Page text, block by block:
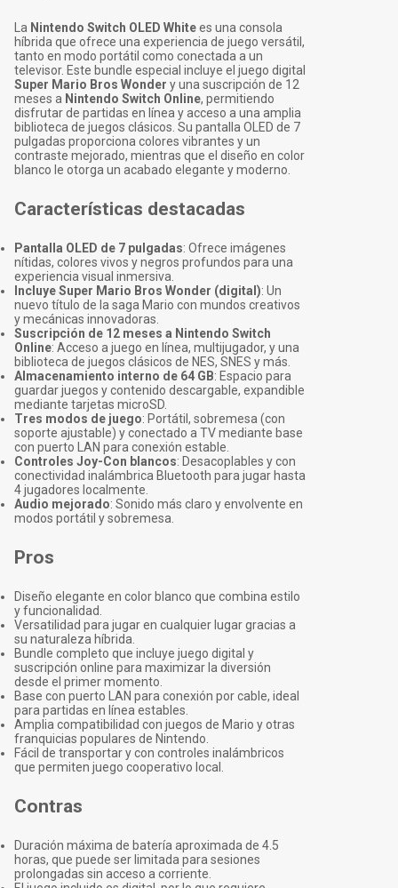
La Nintendo Switch OLED Whitees una consola
híbrida que ofrece una experiencia de juego versátil,
tanto en modo portátil como conectada a un
televisor. Este bundle especial incluye el juego digital
Super Mario Bros Wonder y una suscripción de 12
meses a Nintendo Switch Online, permitiendo
disfrutar de partidas en línea y acceso a una amplia
biblioteca de juegos clásicos. Su pantalla OLED de 7
pulgadas proporciona colores vibrantes y un
contraste mejorado, mientras que el diseño en color
blanco le otorga un acabado elegante y moderno.
Características destacadas
Pantalla OLED de 7 pulgadas: Ofrece imágenes
nítidas, colores vivos y negros profundos para una
experiencia visual inmersiva.
Incluye Super Mario Bros Wonder (digital): Un
nuevo título de la saga Mario con mundos creativos
y mecánicas innovadoras.
Suscripción de 12 meses a Nintendo Switch
Online: Acceso a juego en línea, multijugador, y una
biblioteca de juegos clásicos de NES, SNES y más.
Almacenamiento interno de 64 GB: Espacio para
guardar juegos y contenido descargable, expandible
mediante tarjetas microSD.
Tres modos de juego: Portátil, sobremesa (con
soporte ajustable) y conectado a TV mediante base
con puerto LAN para conexión estable.
Controles Joy-Con blancos: Desacoplables y con
conectividad inalámbrica Bluetooth para jugar hasta
4 jugadores localmente.
Audio mejorado: Sonido más claro y envolvente en
modos portátil y sobremesa.
Pros
Diseño elegante en color blanco que combina estilo
y funcionalidad.
Versatilidad para jugar en cualquier lugar gracias a
su naturaleza híbrida.
Bundle completo que incluye juego digital y
suscripción online para maximizar la diversión
desde el primer momento.
Base con puerto LAN para conexión por cable, ideal
para partidas en línea estables.
Amplia compatibilidad con juegos de Mario y otras
franquicias populares de Nintendo.
Fácil de transportar y con controles inalámbricos
que permiten juego cooperativo local.
Contras
Duración máxima de batería aproximada de 4.5
horas, que puede ser limitada para sesiones
prolongadas sin acceso a corriente.